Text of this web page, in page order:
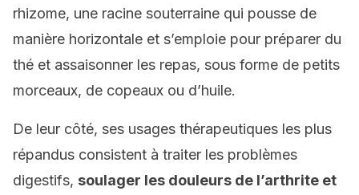
rhizome, une racine souterraine qui pousse de
manière horizontale et s’emploie pour préparer du
thé et assaisonner les repas, sous forme de petits
morceaux, de copeaux ou d’huile.
De leur côté, ses usages thérapeutiques les plus
répandus consistent à traiter les problèmes
digestifs, soulager les douleurs de l’arthrite et